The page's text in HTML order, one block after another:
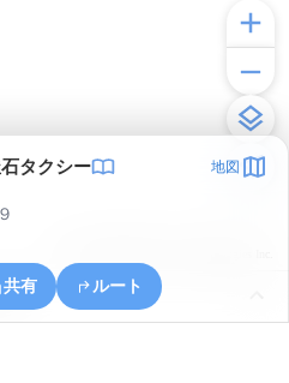
タクシー 地図
共有 ルート
割